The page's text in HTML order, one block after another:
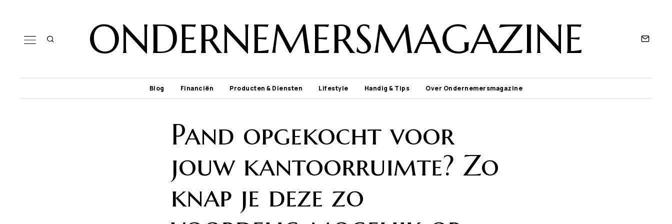
ONDERNEMERSMAGAZINE
Blog Financiën Producten & Diensten Lifestyle Handig & Tips Over Ondernemersmagazine
Pand opgekocht voor
jouw kantoorruimte? Zo
knap je deze zo